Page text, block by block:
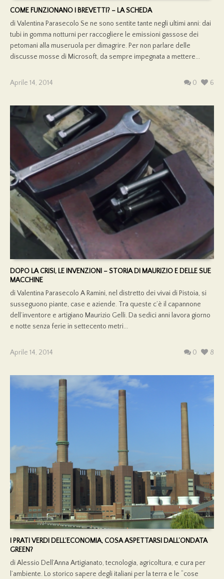
COME FUNZIONANO I BREVETTI? – LA SCHEDA
di Valentina Parasecolo Se ne sono sentite tante negli ultimi anni: dai
tubi in gomma notturni per raccogliere le emissioni gassose dei
petomani alla museruola per dimagrire. Per non parlare delle
discusse mosse di Microsoft, da sempre impegnata a mettere...
Aprile 14, 2014 0 6
DOPO LA CRISI, LE INVENZIONI – STORIA DI MAURIZIO E DELLE SUE
MACCHINE
di Valentina Parasecolo A Ramini, nel distretto dei vivai di Pistoia, si
susseguono piante, case e aziende. Tra queste c’è il capannone
dell’inventore e artigiano Maurizio Gelli. Da sedici anni lavora giorno
e notte senza ferie in settecento metri...
Aprile 14, 2014 0 8
I PRATI VERDI DELL’ECONOMIA, COSA ASPETTARSI DALL’ONDATA
GREEN?
di Alessio Dell’Anna Artigianato, tecnologia, agricoltura, e cura per
l’ambiente. Lo storico sapere degli italiani per la terra e le “cose